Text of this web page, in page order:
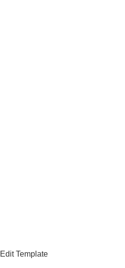
Edit Template